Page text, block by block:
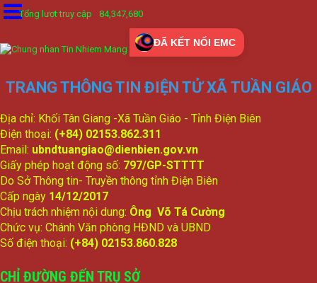
Tổng lượt truy cập 84,347,680
ĐÃ KẾT NỐI EMC
TRANG THÔNG TIN ĐIỆN TỬ XÃ TUẦN GIÁO
Địa chỉ: Khối Tân Giang -Xã Tuần Giáo - Tỉnh Điện Biên
Điện thoại: (+84) 02153.862.311
Email: ubndtuangiao@dienbien.gov.vn
Giấy phép hoạt động số: 797/GP-STTTT
Do Sở Thông tin- Truyền thông tỉnh Điện Biên
Cấp ngày 14/12/2017
Chịu trách nhiệm nội dung: Ông Võ Tá Cường
Chức vụ: Chánh Văn phòng HĐND và UBND
Số điện thoại: (+84) 02153.860.828
CHỈ ĐƯỜNG ĐẾN TRỤ SỞ